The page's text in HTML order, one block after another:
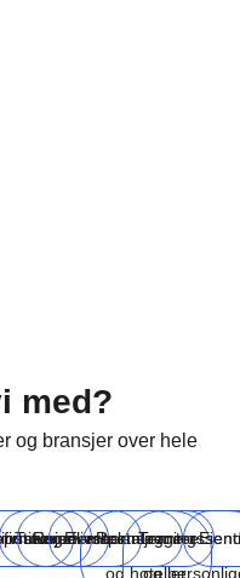
med?
og bransjer over hele
Turisme
Reiselivsbransjen
Eventplanleggere
Restauranter
og hoteller
og